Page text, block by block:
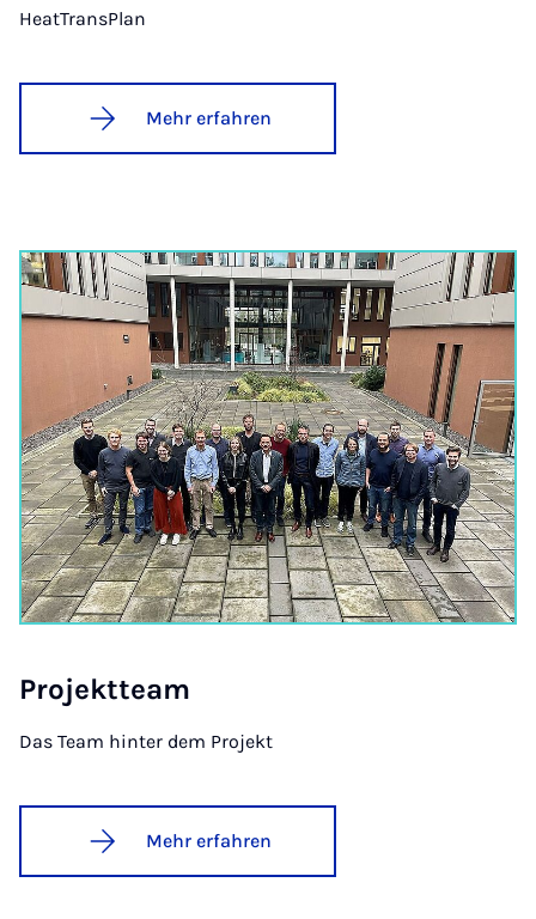
HeatTransPlan
Mehr erfahren
Pro­jekt­team
Das Team hinter dem Projekt
Mehr erfahren